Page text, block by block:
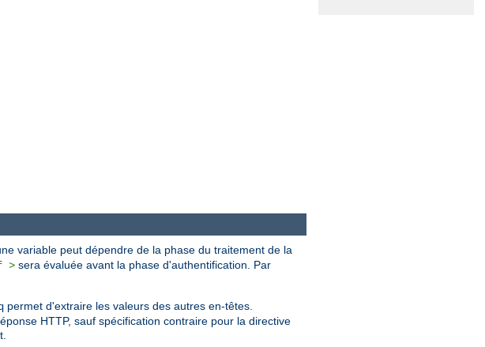
variable peut dépendre de la phase du traitement de la
> sera évaluée avant la phase d'authentification. Par
permet d'extraire les valeurs des autres en-têtes.
HTTP, sauf spécification contraire pour la directive